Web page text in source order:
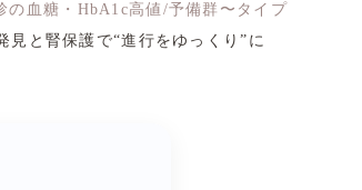
の血糖・HbA1c高値/予備群〜タイプ
見と腎保護で“進行をゆっくり”に